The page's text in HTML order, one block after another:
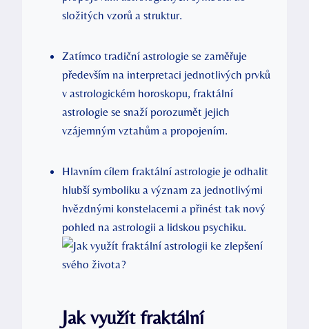
složitých vzorů a struktur.
Zatímco tradiční astrologie se zaměřuje
především na interpretaci jednotlivých prvků
v astrologickém horoskopu, fraktální
astrologie se snaží porozumět jejich
vzájemným vztahům a‍ propojením.
Hlavním cílem fraktální​ astrologie​ je odhalit
hlubší symboliku a význam za jednotlivými
hvězdnými konstelacemi a přinést tak‍ nový
pohled na astrologii a lidskou​ psychiku.
Jak ​využít fraktální